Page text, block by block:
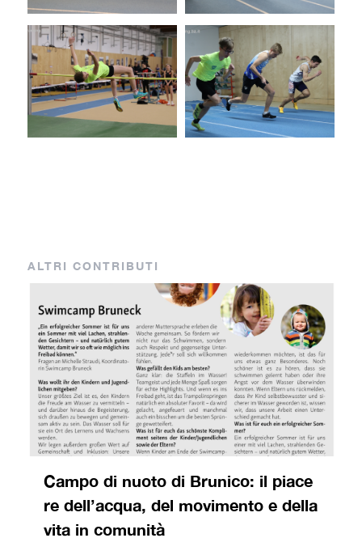
ALTRI CONTRIBUTI
Campo di nuoto di Brunico: il piace
re dell’acqua, del movimento e della
vita in comunità